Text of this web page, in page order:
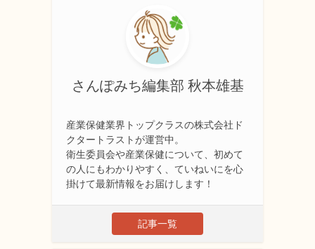
さんぽみち編集部 秋本雄基
産業保健業界トップクラスの株式会社ド
クタートラストが運営中。
衛生委員会や産業保健について、初めて
の人にもわかりやすく、ていねいにを心
掛けて最新情報をお届けします！
記事一覧